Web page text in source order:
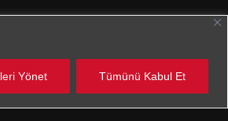
Yönet Tümünü Kabul Et